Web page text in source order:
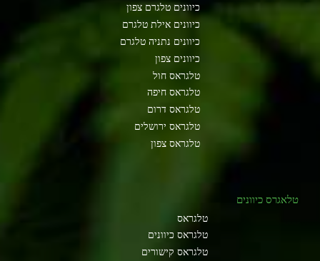
כיוונים טלגרם צפון
כיוונים אילת טלגרם
כיוונים נתניה טלגרם
כיוונים צפון
טלגראס חול
טלגראס חיפה
טלגראס דרום
טלגראס ירושלים
טלגראס צפון
טלאגרס כיוונים
טלגראס
טלגראס כיוונים
טלגראס קישורים